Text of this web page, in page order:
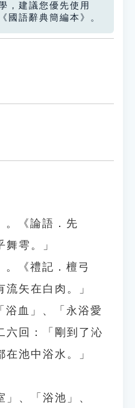
，建議您優先使用
國語辭典簡編本》。
。《論語．先
雩。」
。《禮記．檀弓
矢在白肉。」
浴血」、「永浴愛
六回：「剛到了沁
池中浴水。」
、「浴池」、